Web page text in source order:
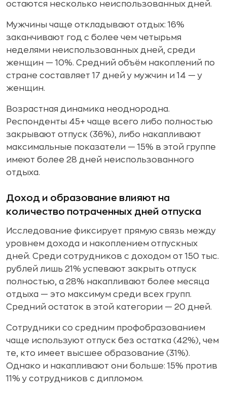
остаются несколько неиспользованных дней.
Мужчины чаще откладывают отдых: 16%
заканчивают год с более чем четырьмя
неделями неиспользованных дней, среди
женщин — 10%. Средний объём накоплений по
стране составляет 17 дней у мужчин и 14 — у
женщин.
Возрастная динамика неоднородна.
Респонденты 45+ чаще всего либо полностью
закрывают отпуск (36%), либо накапливают
максимальные показатели — 15% в этой группе
имеют более 28 дней неиспользованного
отдыха.
Доход и образование влияют на
количество потраченных дней отпуска
Исследование фиксирует прямую связь между
уровнем дохода и накоплением отпускных
дней. Среди сотрудников с доходом от 150 тыс.
рублей лишь 21% успевают закрыть отпуск
полностью, а 28% накапливают более месяца
отдыха — это максимум среди всех групп.
Средний остаток в этой категории — 20 дней.
Сотрудники со средним профобразованием
чаще используют отпуск без остатка (42%), чем
те, кто имеет высшее образование (31%).
Однако и накапливают они больше: 15% против
11% у сотрудников с дипломом.